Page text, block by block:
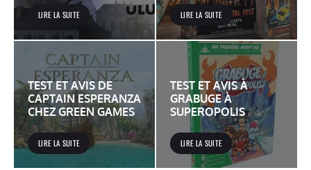
LIRE LA SUITE LIRE LA SUITE
TEST ET AVIS DE
CAPTAIN ESPERANZA
CHEZ GREEN GAMES
LIRE LA SUITE
TEST ET AVIS À
GRABUGE À
SUPEROPOLIS
LIRE LA SUITE